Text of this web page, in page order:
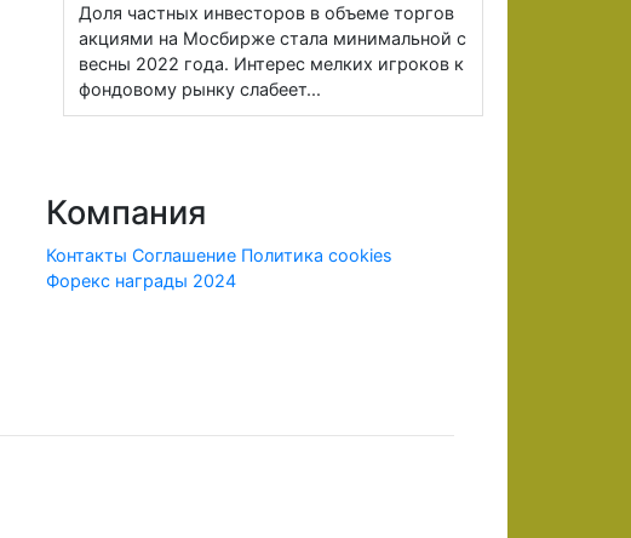
Доля частных инвесторов в объеме торгов
акциями на Мосбирже стала минимальной с
весны 2022 года. Интерес мелких игроков к
фондовому рынку слабеет...
Компания
Контакты Соглашение Политика cookies
Форекс награды 2024